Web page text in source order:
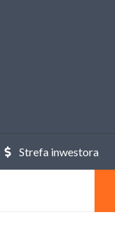
Strefa inwestora